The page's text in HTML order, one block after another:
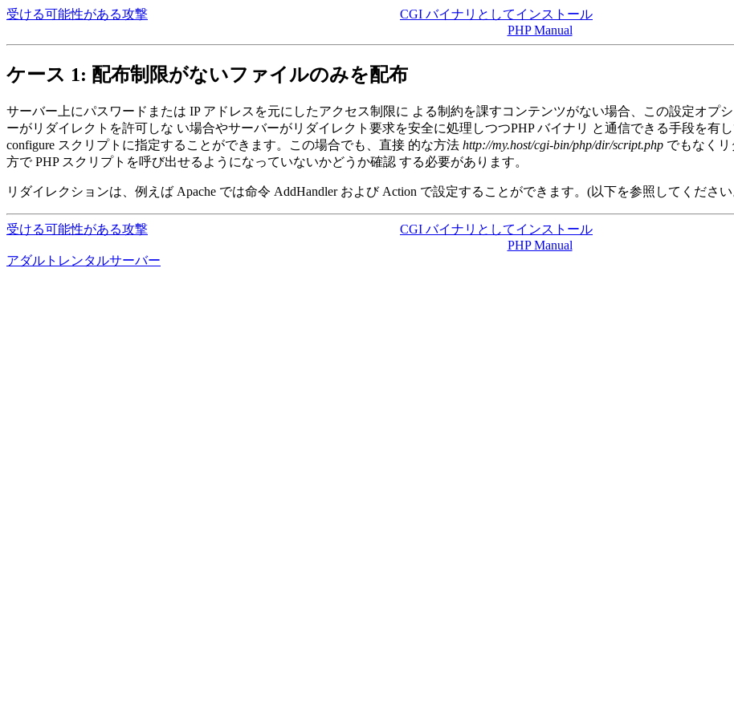
受ける可能性がある攻撃
CGI バイナリとしてインストール
PHP Manual
ケース 1: 配布制限がないファイルのみを配布
サーバー上にパスワードまたは IP アドレスを元にしたアクセス制限に よる制約を課すコンテンツがない場合、この設定オプ
ーがリダイレクトを許可しな い場合やサーバーがリダイレクト要求を安全に処理しつつPHP バイナリ と通信できる手段を有
configure スクリプトに指定することができます。この場合でも、直接 的な方法 http://my.host/cgi-bin/php/dir/script.php でもなく
方で PHP スクリプトを呼び出せるようになっていないかどうか確認 する必要があります。
リダイレクションは、例えば Apache では命令 AddHandler および Action で設定することができます。(以下を参照してくださ
受ける可能性がある攻撃
CGI バイナリとしてインストール
PHP Manual
アダルトレンタルサーバー